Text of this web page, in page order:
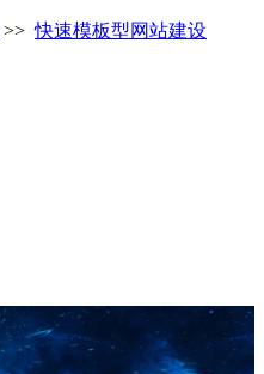
>>快速模板型网站建设